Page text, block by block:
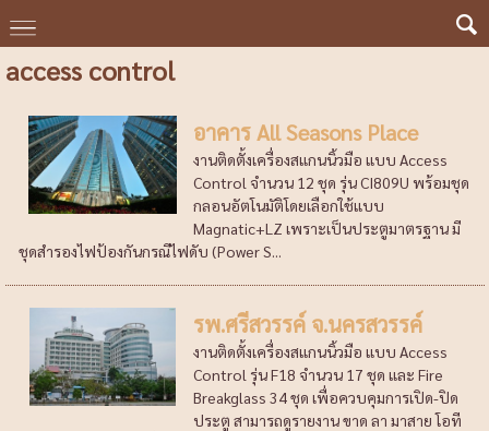
access control
อาคาร All Seasons Place
งานติดตั้งเครื่องสแกนนิ้วมือ แบบ Access
Control จำนวน 12 ชุด รุ่น CI809U พร้อมชุด
กลอนอัตโนมัติโดยเลือกใช้แบบ
Magnatic+LZ เพราะเป็นประตูมาตรฐาน มี
ชุดสำรองไฟป้องกันกรณีไฟดับ (Power S...
รพ.ศรีสวรรค์ จ.นครสวรรค์
งานติดตั้งเครื่องสแกนนิ้วมือ แบบ Access
Control รุ่น F18 จำนวน 17 ชุด และ Fire
Breakglass 34 ชุด เพื่อควบคุมการเปิด-ปิด
ประตู สามารถดูรายงาน ขาด ลา มาสาย โอที